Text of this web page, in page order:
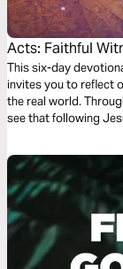
Acts: Faithful
21–28)
This six-day
invites you to reflect
the real world.
see that following
explores how the
live as witnesses of